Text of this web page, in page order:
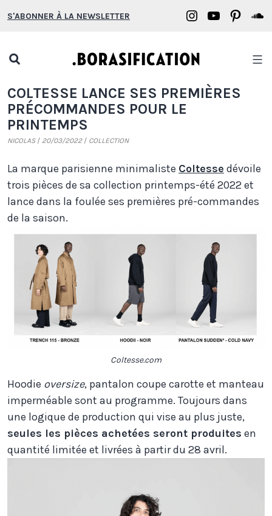
au
S'ABONNER À LA NEWSLETTER
Borasification
popup
COLTESSE LANCE SES PREMIÈRES
PRÉCOMMANDES POUR LE
PRINTEMPS
NICOLAS 20/03/2022 COLLECTION
La marque parisienne minimaliste Coltesse dévoile
trois pièces de sa collection printemps-été 2022 et
lance dans la foulée ses premières pré-commandes
de la saison.
Coltesse.com
Hoodie oversize, pantalon coupe carotte et manteau
imperméable sont au programme. Toujours dans
une logique de production qui vise au plus juste,
seules les pièces achetées seront produites en
quantité limitée et livrées à partir du 28 avril.